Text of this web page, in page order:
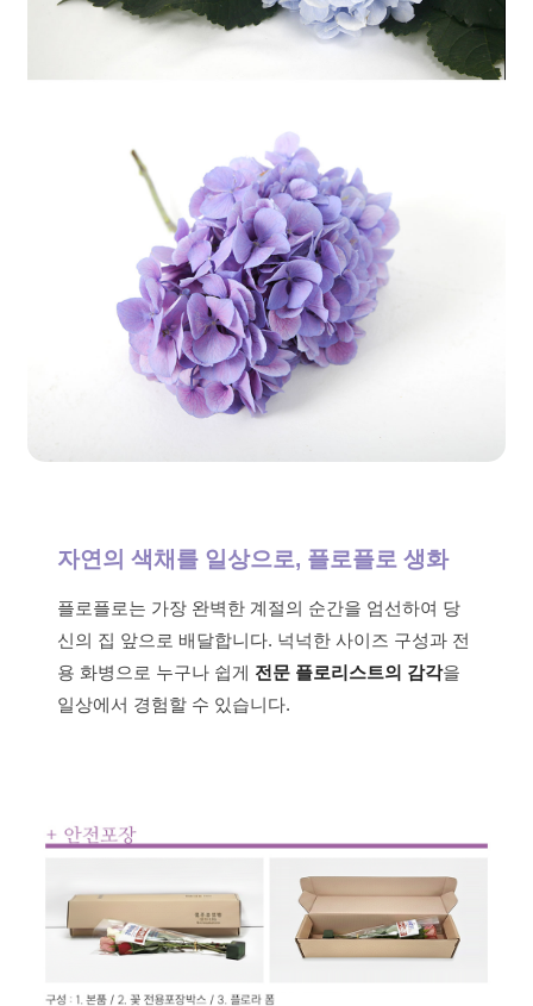
자연의 색채를 일상으로, 플로플로 생화
플로플로는 가장 완벽한 계절의 순간을 엄선하여 당
신의 집 앞으로 배달합니다. 넉넉한 사이즈 구성과 전
용 화병으로 누구나 쉽게 전문 플로리스트의 감각을
일상에서 경험할 수 있습니다.